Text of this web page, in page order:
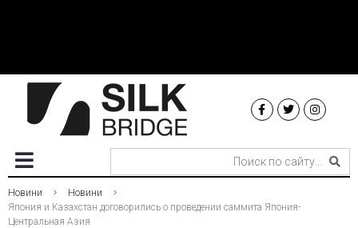
Новини
Новини
Япония и Казахстан договорились о проведении саммита Япония-
Центральная Азия